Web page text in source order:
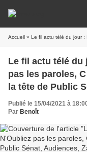
Accueil » Le fil actu télé du jour : Dix pour cent,
Le fil actu télé du
pas les paroles,
la tête de Public
Radio
Publié le 15/04/2021 à
Par Benoît